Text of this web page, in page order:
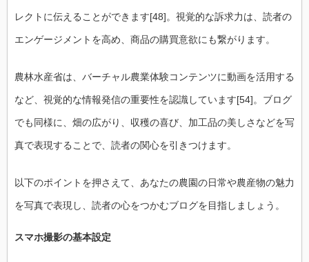
レクトに伝えることができます[48]。視覚的な訴求力は、読者の
エンゲージメントを高め、商品の購買意欲にも繋がります。
農林水産省は、バーチャル農業体験コンテンツに動画を活用する
など、視覚的な情報発信の重要性を認識しています[54]。ブログ
でも同様に、畑の広がり、収穫の喜び、加工品の美しさなどを写
真で表現することで、読者の関心を引きつけます。
以下のポイントを押さえて、あなたの農園の日常や農産物の魅力
を写真で表現し、読者の心をつかむブログを目指しましょう。
スマホ撮影の基本設定